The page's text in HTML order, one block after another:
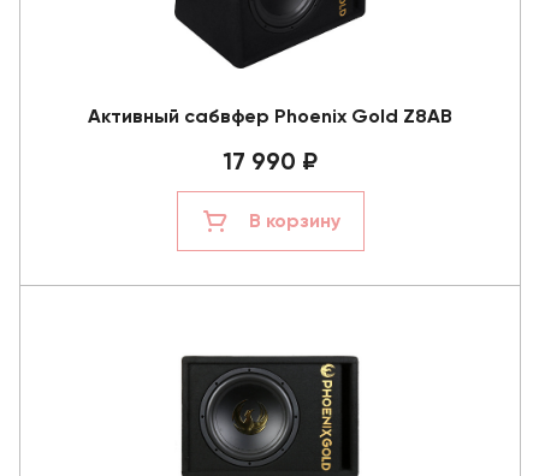
Активный сабвфер Phoenix Gold Z8AB
17 990 ₽
В корзину